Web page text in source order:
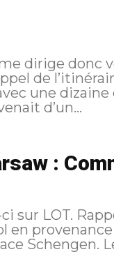
dirige donc
d’un...
:
Rappel de
Schengen.